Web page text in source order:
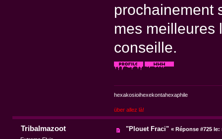
prochainement
mes meilleures
conseille.
hexakosioihexekontahexaphile
über allez là!
Tribalmazoot "Plouet Fraci" «Réponse #725 le: